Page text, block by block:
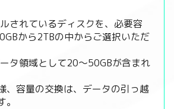
されているディスクを、必要容
から2TBの中からご選択いただ
タ領域として20～50GBが含まれ
、容量の交換は、データの引っ越